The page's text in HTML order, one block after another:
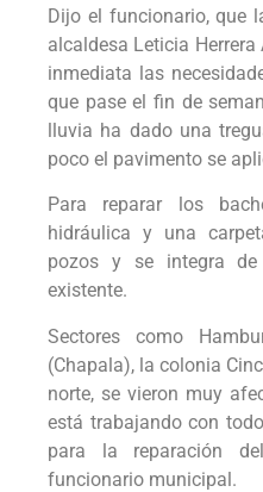
Dijo el funcionario, que
alcaldesa Leticia Herrera
inmediata las
que pase el fin de
lluvia ha dado una
poco el pavimento se
Para reparar los
hidráulica y una
pozos y se integra
existente.
Sectores como
(Chapala), la colonia
norte, se vieron muy
está trabajando con
para la reparación
funcionario municipal.